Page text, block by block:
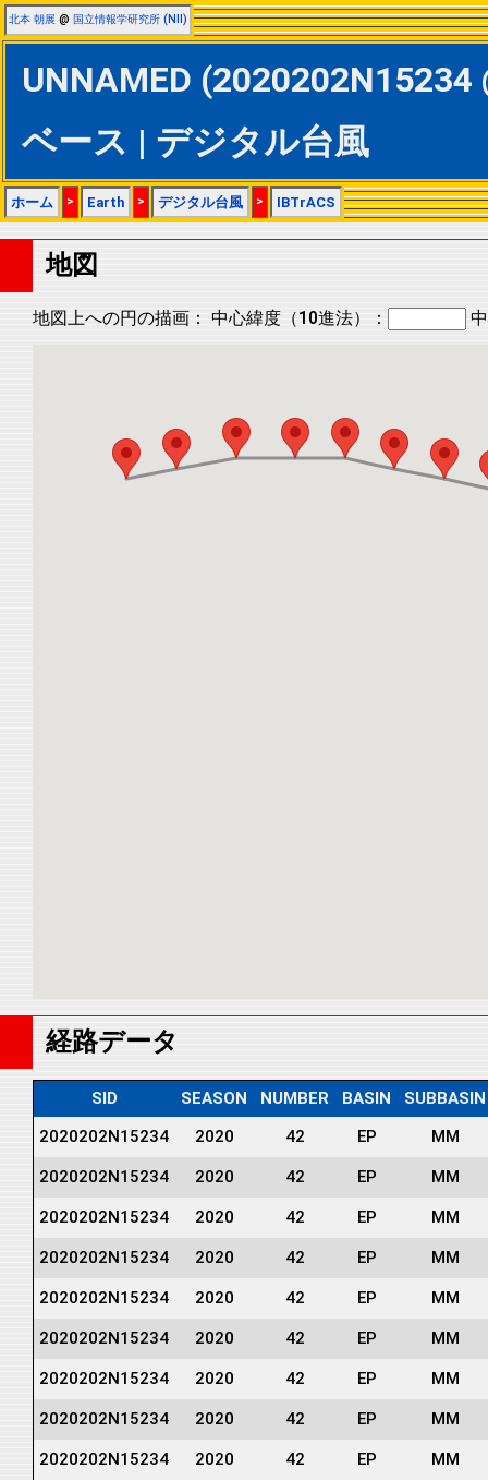
北本 朝展 @ 国立情報学研究所 (NII)
UNNAMED
ベース | デジタル台風
ホーム > Earth > デジタル台風 > IBTrACS
地図
地図上への円の描画： 中心緯度（10進法）：
経路データ
SID SEASON NUMBER BASIN
SUBBASIN
2020202N15234
2020 42 EP MM
2020202N15234 2020 42 EP MM
2020202N15234 2020 42 EP MM
2020202N15234 2020 42 EP MM
2020202N15234 2020 42 EP MM
2020202N15234 2020 42 EP MM
2020202N15234 2020 42 EP MM
2020202N15234 2020 42 EP MM
2020202N15234 2020 42 EP MM